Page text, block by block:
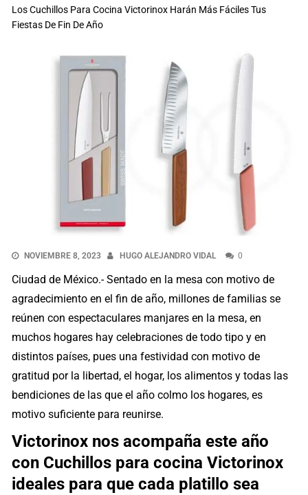
Los Cuchillos Para Cocina Victorinox Harán Más Fáciles Tus
Fiestas De Fin De Año
NOVIEMBRE 8, 2023 HUGO ALEJANDRO VIDAL 0
Ciudad de México.- Sentado en la mesa con motivo de
agradecimiento en el fin de año, millones de familias se
reúnen con espectaculares manjares en la mesa, en
muchos hogares hay celebraciones de todo tipo y en
distintos países, pues una festividad con motivo de
gratitud por la libertad, el hogar, los alimentos y todas las
bendiciones de las que el año colmo los hogares, es
motivo suficiente para reunirse.
Victorinox nos acompaña este año
con Cuchillos para cocina Victorinox
ideales para que cada platillo sea